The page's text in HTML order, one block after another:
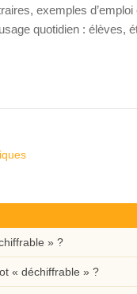
exemples
quotidien : élèves,
» ?
« déchiffrable » ?